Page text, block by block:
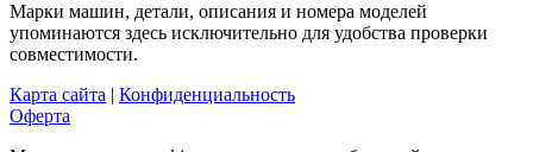
Марки машин, детали, описания и номера моделей
упоминаются здесь исключительно для удобства проверки
совместимости.
Карта сайта | Конфиденциальность
Оферта